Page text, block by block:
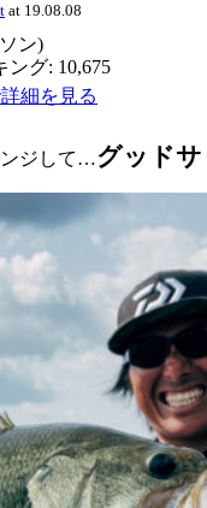
at 19.08.08
ン)
ング: 10,675
細を見る
ンジして…グッドサ